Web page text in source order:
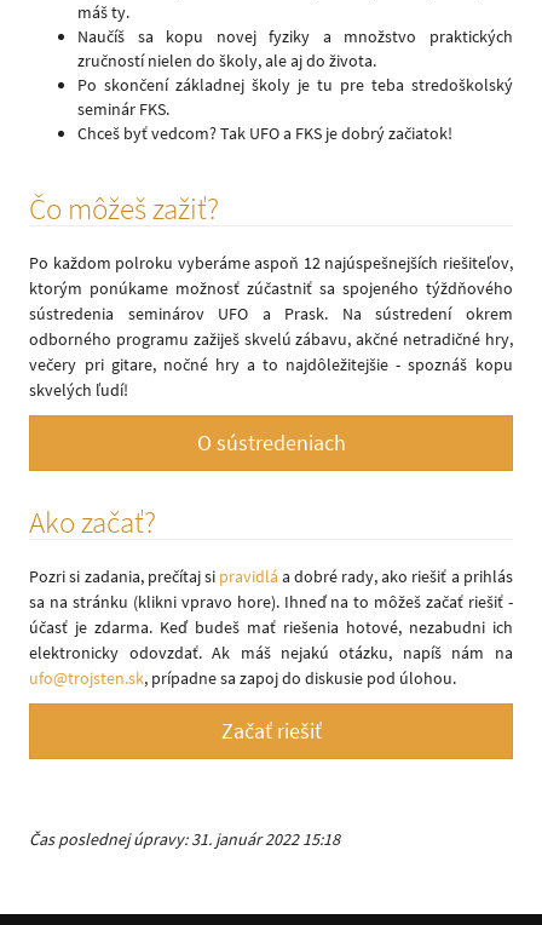
máš ty.
Naučíš sa kopu novej fyziky a množstvo praktických
zručností nielen do školy, ale aj do života.
Po skončení základnej školy je tu pre teba stredoškolský
seminár FKS.
Chceš byť vedcom? Tak UFO a FKS je dobrý začiatok!
Čo môžeš zažiť?
Po každom polroku vyberáme aspoň 12 najúspešnejších riešiteľov,
ktorým ponúkame možnosť zúčastniť sa spojeného týždňového
sústredenia seminárov UFO a Prask. Na sústredení okrem
odborného programu zažiješ skvelú zábavu, akčné netradičné hry,
večery pri gitare, nočné hry a to najdôležitejšie - spoznáš kopu
skvelých ľudí!
O sústredeniach
Ako začať?
Pozri si zadania, prečítaj si pravidlá a dobré rady, ako riešiť a prihlás
sa na stránku (klikni vpravo hore). Ihneď na to môžeš začať riešiť -
účasť je zdarma. Keď budeš mať riešenia hotové, nezabudni ich
elektronicky odovzdať. Ak máš nejakú otázku, napíš nám na
ufo@trojsten.sk, prípadne sa zapoj do diskusie pod úlohou.
Začať riešiť
Čas poslednej úpravy: 31. január 2022 15:18